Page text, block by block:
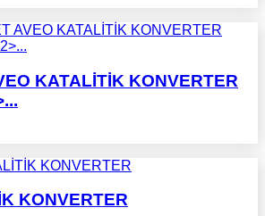
KATALİTİK KONVERTER
KONVERTER